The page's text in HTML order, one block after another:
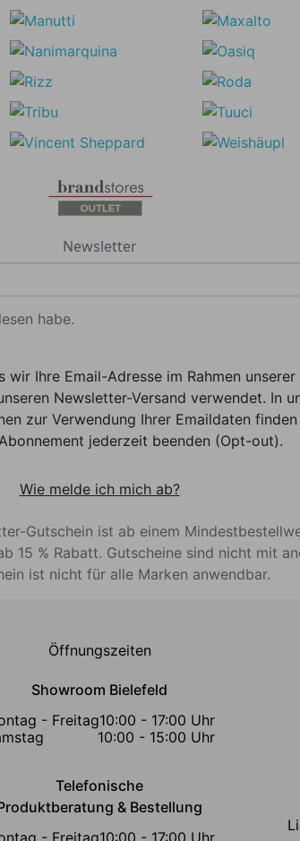
Newsletter
habe.
Ihre Email-Adresse im Rahmen
Newsletter-Versand verwendet. In
zur Verwendung Ihrer Emaildaten
jederzeit beenden (Opt-out).
Wie melde ich mich ab?
Gutschein ist ab einem
15 % Rabatt. Gutscheine sind nicht mit
ist nicht für alle Marken anwendbar.
Öffnungszeiten
Showroom Bielefeld
- Freitag10:00 - 17:00 Uhr
10:00 - 15:00 Uhr
Telefonische
& Bestellung
- Freitag10:00 - 17:00 Uhr